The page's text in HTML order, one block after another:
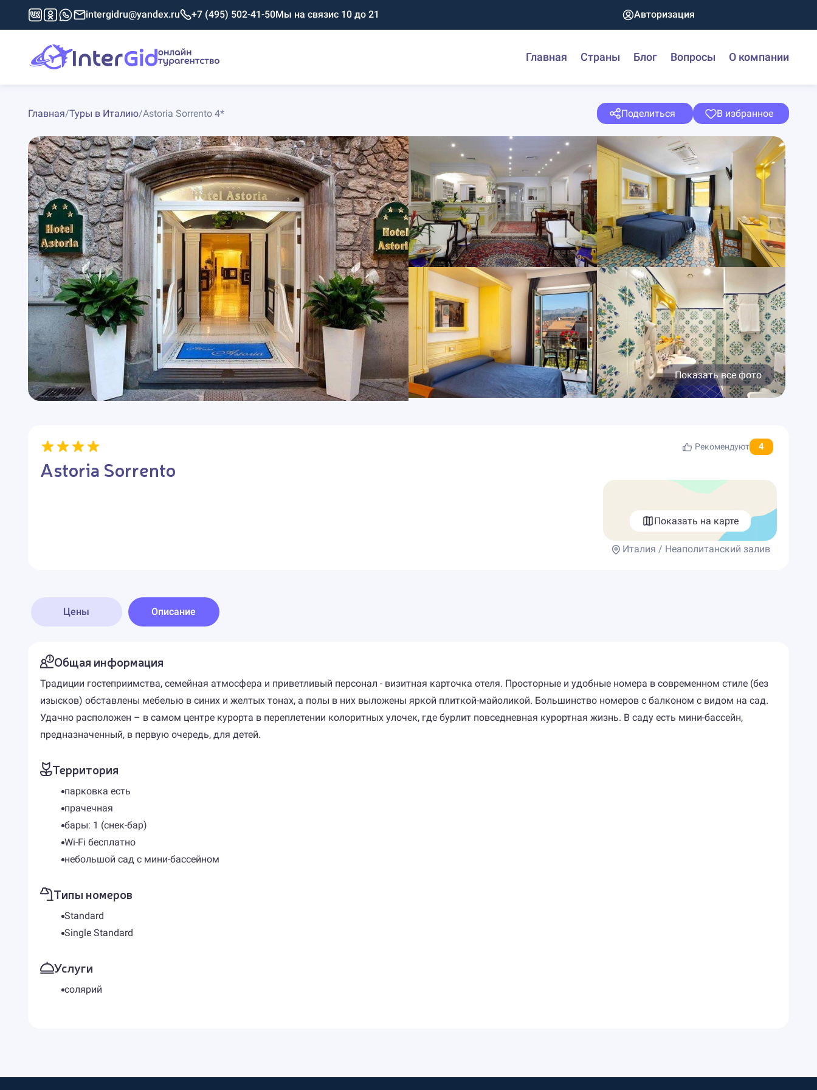
intergidru@yandex.ru +7 (495) 502-41-50Мы на связис 10 до 21 Авторизация
Главная Страны Блог Вопросы О компании
Главная/Туры в Италию/Astoria Sorrento 4* Поделиться В избранное
Показать все фото
Рекомендуют 4
Astoria Sorrento
Показать на карте
Италия / Неаполитанский залив
Цены Описание
Общая информация
Традиции гостеприимства, семейная атмосфера и приветливый персонал - визитная карточка отеля. Просторные и удобные номера в современном стиле (без
изысков) обставлены мебелью в синих и желтых тонах, а полы в них выложены яркой плиткой-майоликой. Большинство номеров с балконом с видом на сад.
Удачно расположен – в самом центре курорта в переплетении колоритных улочек, где бурлит повседневная курортная жизнь. В саду есть мини-бассейн,
предназначенный, в первую очередь, для детей.
Территория
парковка есть
прачечная
бары: 1 (снек-бар)
Wi-Fi бесплатно
небольшой сад с мини-бассейном
Типы номеров
Standard
Single Standard
Услуги
солярий